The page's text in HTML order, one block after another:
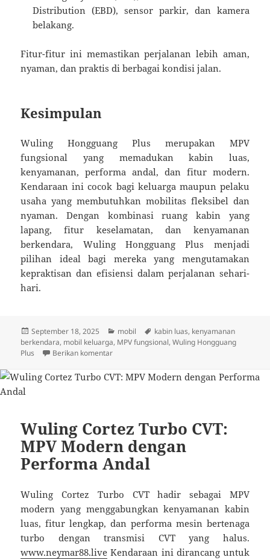
Distribution (EBD), sensor parkir, dan kamera
belakang.
Fitur-fitur ini memastikan perjalanan lebih aman,
nyaman, dan praktis di berbagai kondisi jalan.
Kesimpulan
Wuling Hongguang Plus merupakan MPV
fungsional yang memadukan kabin luas,
kenyamanan, performa andal, dan fitur modern.
Kendaraan ini cocok bagi keluarga maupun pelaku
usaha yang membutuhkan mobilitas fleksibel dan
nyaman. Dengan kombinasi ruang kabin yang
lapang, fitur keselamatan, dan kenyamanan
berkendara, Wuling Hongguang Plus menjadi
pilihan ideal bagi mereka yang mengutamakan
kepraktisan dan efisiensi dalam perjalanan sehari-
hari.
Diposkan
pada
September 18, 2025 Kategori
mobil Tag
kabin luas, kenyamanan
berkendara, mobil keluarga, MPV fungsional,Wuling Hongguang
Plus
Berikan komentaruntuk Wuling Hongguang Plus: MPV
Wuling Cortez Turbo CVT:
MPV Modern dengan
Performa Andal
Wuling Cortez Turbo CVT hadir sebagai MPV
modern yang menggabungkan kenyamanan kabin
luas, fitur lengkap, dan performa mesin bertenaga
turbo dengan transmisi CVT yang halus.
www.neymar88.live Kendaraan ini dirancang untuk